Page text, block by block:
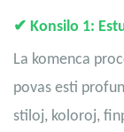
✔ Konsilo 1:
La komenca
povas esti
stiloj, koloroj,